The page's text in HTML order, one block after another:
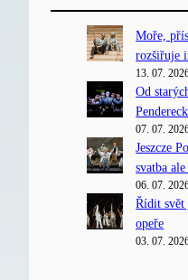
Moře,
rozšiřuje
13. 07.
Od
07. 07.
Jeszcze
svatba
06. 07.
Řídit
opeře
03. 07.